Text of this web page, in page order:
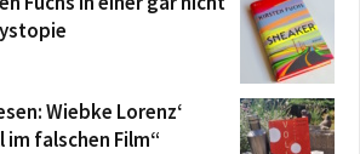
Wiebke Lorenz‘
im falschen Film“